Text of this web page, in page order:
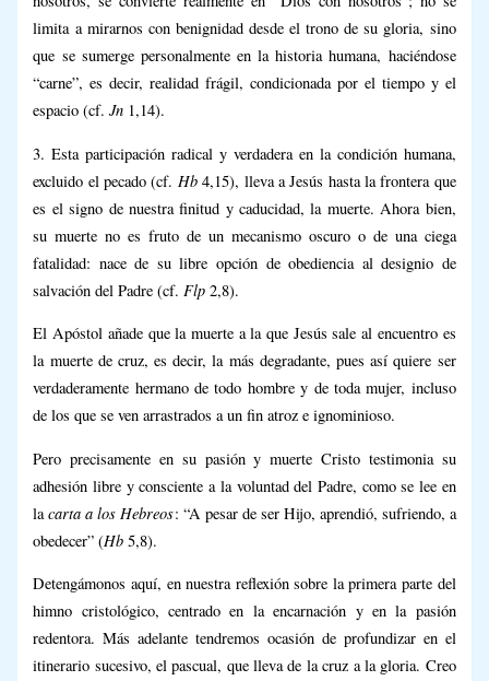
limita a mirarnos con benignidad desde el trono de su gloria, sino
que se sumerge personalmente en la historia humana, haciéndose
“carne”, es decir, realidad frágil, condicionada por el tiempo y el
espacio (cf.Jn 1,14).
3. Esta participación radical y verdadera en la condición humana,
excluido el pecado (cf. Hb4,15), lleva a Jesús hasta la frontera que
es el signo de nuestra finitud y caducidad, la muerte. Ahora bien,
su muerte no es fruto de un mecanismo oscuro o de una ciega
fatalidad: nace de su libre opción de obediencia al designio de
salvación del Padre (cf. Flp 2,8).
El Apóstol añade que la muerte a la que Jesús sale al encuentro es
la muerte de cruz, es decir, la más degradante, pues así quiere ser
verdaderamente hermano de todo hombre y de toda mujer, incluso
de los que se ven arrastrados a un fin atroz e ignominioso.
Pero precisamente en su pasión y muerte Cristo testimonia su
adhesión libre y consciente a la voluntad del Padre, como se lee en
lacarta a los Hebreos: “A pesar de ser Hijo, aprendió, sufriendo, a
obedecer” (Hb 5,8).
Detengámonos aquí, en nuestra reflexión sobre la primera parte del
himno cristológico, centrado en la encarnación y en la pasión
redentora. Más adelante tendremos ocasión de profundizar en el
itinerario sucesivo, el pascual, que lleva de la cruz a la gloria. Creo